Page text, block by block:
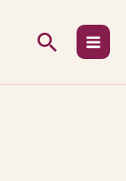
Hľadať